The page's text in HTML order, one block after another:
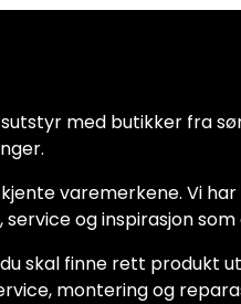
med butikker fra
varemerkene. Vi
og inspirasjon
skal finne rett produkt
montering og